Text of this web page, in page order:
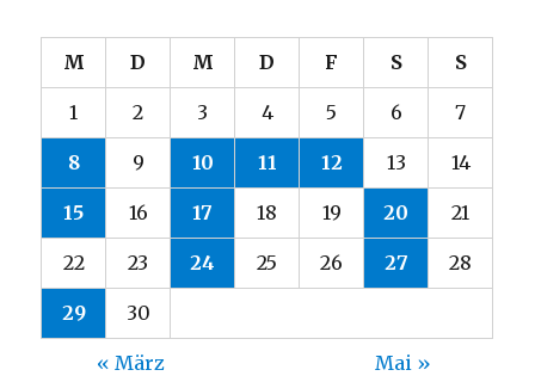
M D M D F S S
1 2 3 4 5 6 7
8 9 10 11 12 13 14
15 16 17 18 19 20 21
22 23 24 25 26 27 28
29 30
« März Mai »